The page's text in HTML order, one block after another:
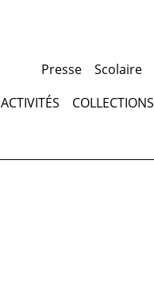
Presse Scolaire
ACTIVITÉS COLLECTIONS